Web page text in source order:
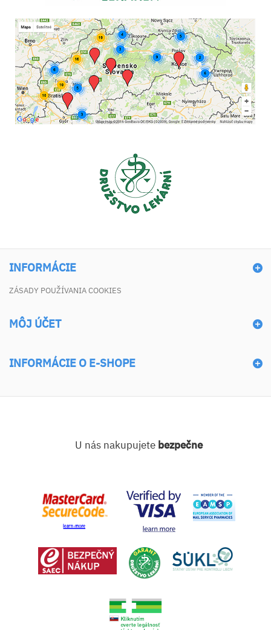
INFORMÁCIE
ZÁSADY POUŽÍVANIA COOKIES
MÔJ ÚČET
INFORMÁCIE O E-SHOPE
U nás nakupujete bezpečne